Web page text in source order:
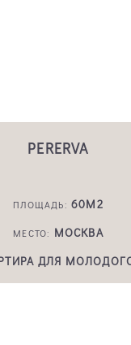
PERERVA
ПЛОЩАДЬ: 60М2
МЕСТО: МОСКВА
ДЛЯ